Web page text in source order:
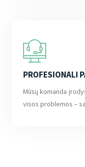
PROFESIONALI
Mūsų komanda
visos problemos –